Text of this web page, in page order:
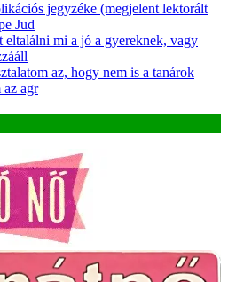
jegyzéke (megjelent lektorált
Jud
eltalálni mi a jó a gyereknek, vagy
az, hogy nem is a tanárok
az agr